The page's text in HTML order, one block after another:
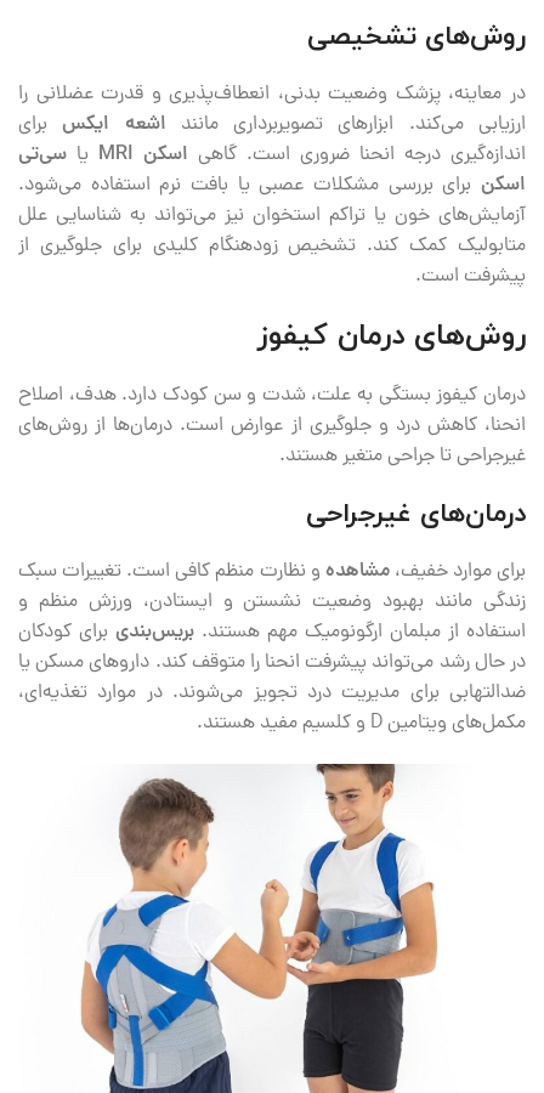
روش‌های تشخیصی
در معاینه، پزشک وضعیت بدنی، انعطاف‌پذیری و قدرت عضلانی را
ارزیابی می‌کند. ابزارهای تصویربرداری مانند اشعه ایکسبرای
اندازه‌گیری درجه انحنا ضروری است. گاهی اسکن MRI یا سی‌تی
اسکن برای بررسی مشکلات عصبی یا بافت نرم استفاده می‌شود.
آزمایش‌های خون یا تراکم استخوان نیز می‌تواند به شناسایی علل
متابولیک کمک کند. تشخیص زودهنگام کلیدی برای جلوگیری از
پیشرفت است.
روش‌های درمان کیفوز
درمان کیفوز بستگی به علت، شدت و سن کودک دارد. هدف، اصلاح
انحنا، کاهش درد و جلوگیری از عوارض است. درمان‌ها از روش‌های
غیرجراحی تا جراحی متغیر هستند.
درمان‌های غیرجراحی
برای موارد خفیف،مشاهده و نظارت منظم کافی است. تغییرات سبک
زندگی مانند بهبود وضعیت نشستن و ایستادن، ورزش منظم و
استفاده از مبلمان ارگونومیک مهم هستند. بریس‌بندی برای کودکان
در حال رشد می‌تواند پیشرفت انحنا را متوقف کند. داروهای مسکن یا
ضدالتهابی برای مدیریت درد تجویز می‌شوند. در موارد تغذیه‌ای،
مکمل‌های ویتامین D و کلسیم مفید هستند.